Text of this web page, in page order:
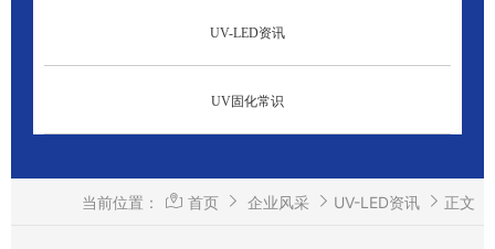
UV-LED资讯
UV固化常识
当前位置： 首页 企业风采 UV-LED资讯 正文